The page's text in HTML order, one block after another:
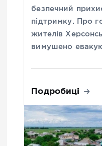
безпечний
підтримку. Про
жителів
вимушено
Подробиці